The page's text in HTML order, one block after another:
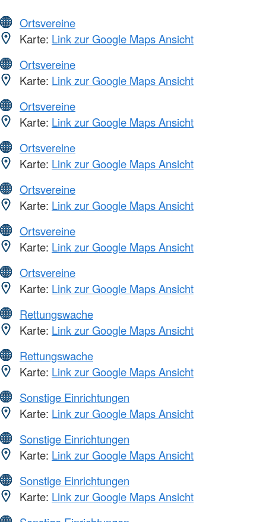
Ortsvereine
Karte: Link zur Google Maps Ansicht
Ortsvereine
Karte: Link zur Google Maps Ansicht
Ortsvereine
Karte: Link zur Google Maps Ansicht
Ortsvereine
Karte: Link zur Google Maps Ansicht
Ortsvereine
Karte: Link zur Google Maps Ansicht
Ortsvereine
Karte: Link zur Google Maps Ansicht
Ortsvereine
Karte: Link zur Google Maps Ansicht
Rettungswache
Karte: Link zur Google Maps Ansicht
Rettungswache
Karte: Link zur Google Maps Ansicht
Sonstige Einrichtungen
Karte: Link zur Google Maps Ansicht
Sonstige Einrichtungen
Karte: Link zur Google Maps Ansicht
Sonstige Einrichtungen
Karte: Link zur Google Maps Ansicht